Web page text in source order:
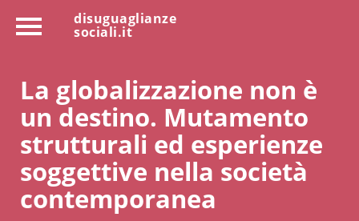
disuguaglianze
sociali.it
La globalizzazione non è
un destino. Mutamento
strutturali ed esperienze
soggettive nella società
contemporanea